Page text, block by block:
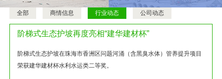
全部 商情信息 行业动态 公司动态
阶梯式生态护坡再度亮相“建华建材杯”
阶梯式生态护坡在珠海市香洲区问题河涌（含黑臭水体）管养提升项目
荣获建华建材杯水利水运类二等奖。